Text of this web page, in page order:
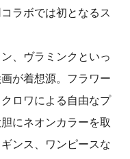
ラボでは初となるス
、ヴラミンクといっ
が着想源。フラワー
ロワによる自由なプ
にネオンカラーを取
ンス、ワンピースな